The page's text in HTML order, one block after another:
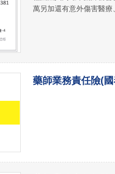
萬另加還有意外傷害醫
藥師業務責任險(